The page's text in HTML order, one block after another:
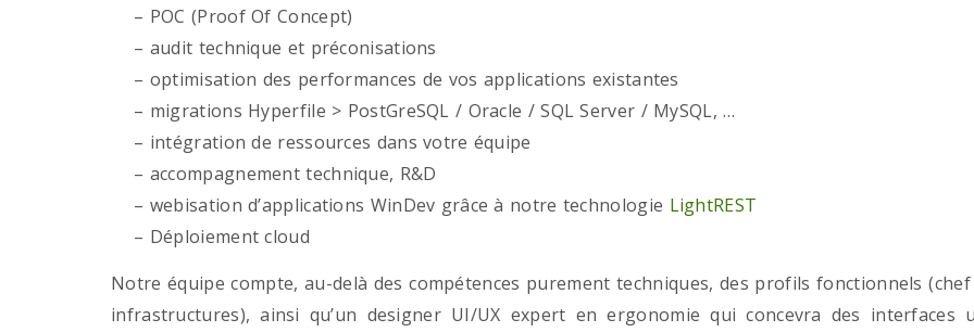
– POC (Proof Of Concept)
– audit technique et préconisations
– optimisation des performances de vos applications existantes
– migrations Hyperfile > PostGreSQL / Oracle / SQL Server / MySQL, …
– intégration de ressources dans votre équipe
– accompagnement technique, R&D
– webisation d’applications WinDev grâce à notre technologie LightREST
– Déploiement cloud
Notre équipe compte, au-delà des compétences purement techniques, des profils fonctionnels
infrastructures), ainsi qu’un designer UI/UX expert en ergonomie qui concevra des